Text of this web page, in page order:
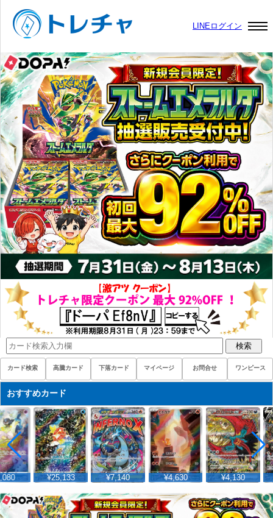
LINEログイン
検索
カード検索 高騰カード 下落カード マイページ お問合せ ワンピース
おすすめカード
¥25,133 ¥7,140 ¥4,630 ¥4,130